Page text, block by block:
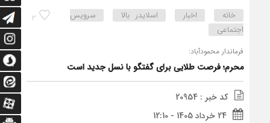
3 خانه اخبار اسلایدر بالا
سرویس
اجتماعی
فرماندار محمودآباد:
محرم؛ فرصت طلایی برای گفتگو با نسل جدید است
کد خبر : 20954
24 خرداد 1405 - 12:10